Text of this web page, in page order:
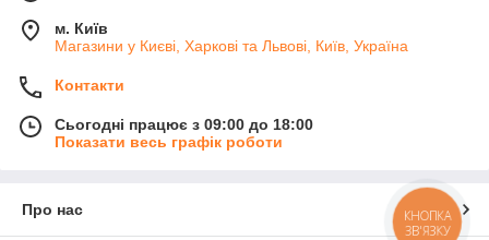
м. Київ
Магазини у Києві, Харкові та Львові, Київ, Україна
Контакти
Сьогодні працює з 09:00 до 18:00
Показати весь графік роботи
Про нас
КНОПКА
ЗВ'ЯЗКУ